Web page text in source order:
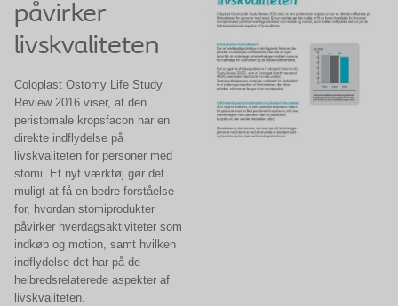
påvirker
livskvaliteten
Coloplast Ostomy Life Study
Review 2016 viser, at den
peristomale kropsfacon har en
direkte indflydelse på
livskvaliteten for personer med
stomi. Et nyt værktøj gør det
muligt at få en bedre forståelse
for, hvordan stomiprodukter
påvirker hverdagsaktiviteter som
indkøb og motion, samt hvilken
indflydelse det har på de
helbredsrelaterede aspekter af
livskvaliteten.